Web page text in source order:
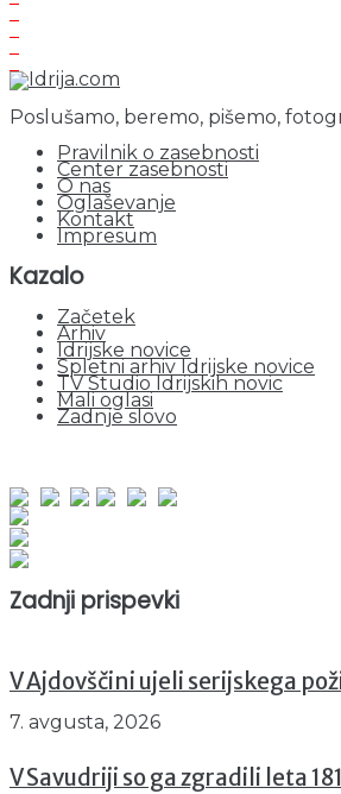
Poslušamo, beremo, pišemo,
Pravilnik o zasebnosti
Center zasebnosti
O nas
Oglaševanje
Kontakt
Impresum
Kazalo
Začetek
Arhiv
Idrijske novice
Spletni arhiv Idrijske novice
TV Studio Idrijskih novic
Mali oglasi
Zadnje slovo
Zadnji prispevki
V Ajdovščini ujeli serijskega
7. avgusta, 2026
V Savudriji so ga zgradili leta